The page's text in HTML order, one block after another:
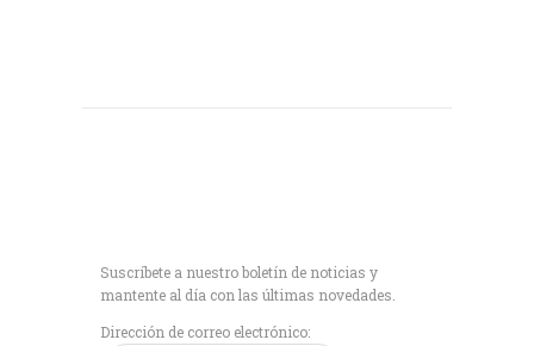
Suscríbete a nuestro boletín de noticias y
mantente al día con las últimas novedades.
Dirección de correo electrónico: